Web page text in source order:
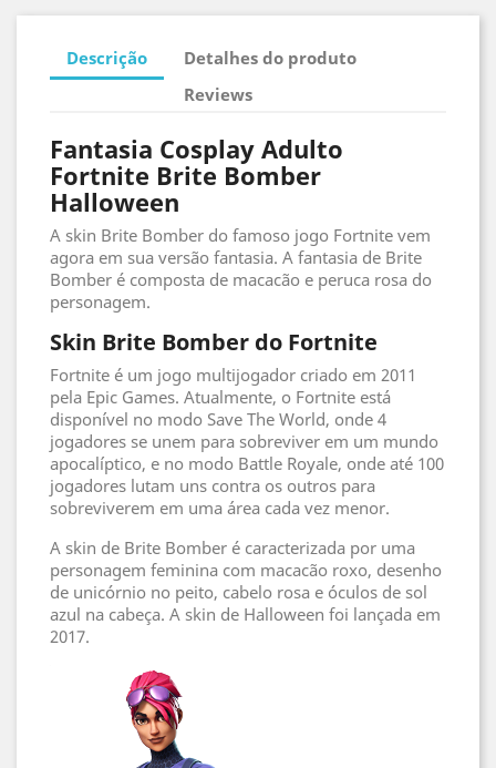
Descrição
Detalhes do produto
Reviews
Fantasia Cosplay Adulto
Fortnite Brite Bomber
Halloween
A skin Brite Bomber do famoso jogo Fortnite vem
agora em sua versão fantasia. A fantasia de Brite
Bomber é composta de macacão e peruca rosa do
personagem.
Skin Brite Bomber do Fortnite
Fortnite é um jogo multijogador criado em 2011
pela Epic Games. Atualmente, o Fortnite está
disponível no modo Save The World, onde 4
jogadores se unem para sobreviver em um mundo
apocalíptico, e no modo Battle Royale, onde até 100
jogadores lutam uns contra os outros para
sobreviverem em uma área cada vez menor.
A skin de Brite Bomber é caracterizada por uma
personagem feminina com macacão roxo, desenho
de unicórnio no peito, cabelo rosa e óculos de sol
azul na cabeça. A skin de Halloween foi lançada em
2017.